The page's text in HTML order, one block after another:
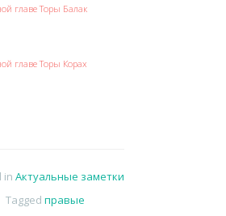
главе Торы Балак
главе Торы Корах
in Актуальные заметки
Tagged правые